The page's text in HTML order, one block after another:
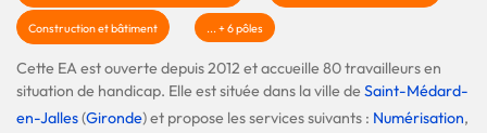
Construction et bâtiment ... + 6 pôles
Cette EA est ouverte depuis 2012 et accueille 80 travailleurs en
situation de handicap. Elle est située dans la ville deSaint-Médard-
en-Jalles(Gironde) et propose les services suivants : Numérisation,